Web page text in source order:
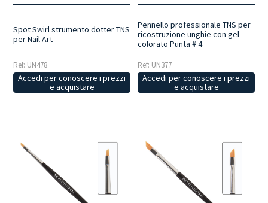
Spot Swirl strumento dotter TNS
per Nail Art
Ref: UN478
Accedi per conoscere i prezzi
e acquistare
Pennello professionale TNS per
ricostruzione unghie con gel
colorato Punta # 4
Ref: UN377
Accedi per conoscere i prezzi
e acquistare